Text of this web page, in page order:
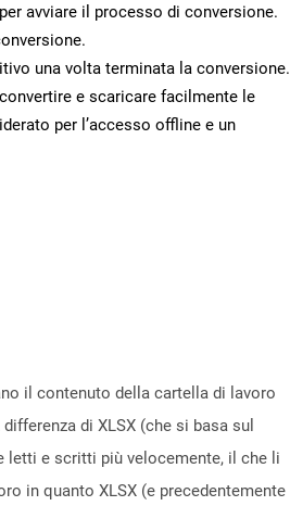
avviare il processo di conversione.
una volta terminata la conversione.
e scaricare facilmente le
per l’accesso offline e un
il contenuto della cartella di lavoro
di XLSX (che si basa sul
letti e scritti più velocemente, il che li
in quanto XLSX (e precedentemente